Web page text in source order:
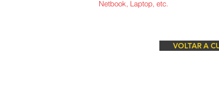
Netbook, Laptop, etc.
VOLTAR A